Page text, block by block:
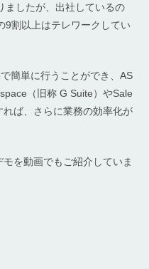
ましたが、出社しているの
9割以上はテレワークしてい
簡単に行うことができ、AS
（旧称 G Suite）やSale
ば、さらに業務の効率化が
を動画でもご紹介していま